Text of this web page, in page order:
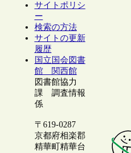
サイトポリシ
ー
検索の方法
サイトの更新
履歴
国立国会図書
館 関西館
図書館協力
課 調査情報
係
〒619-0287
京都府相楽郡
精華町精華台